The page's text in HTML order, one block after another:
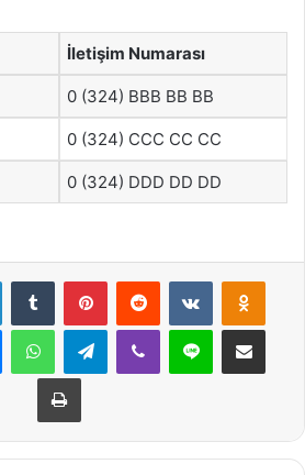
İletişim Numarası
0 (324) BBB BB BB
0 (324) CCC CC CC
0 (324) DDD DD DD
LinkedInTumblr PinterestReddit VKontakte
MessengerWhatsAppTelegramViber Line E-Posta ile
Yazdır